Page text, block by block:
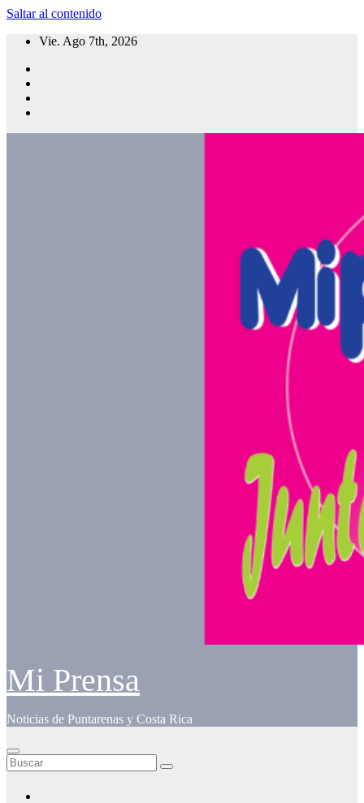
Saltar al contenido
Vie. Ago 7th, 2026
Mi Prensa
Noticias de Puntarenas y Costa Rica